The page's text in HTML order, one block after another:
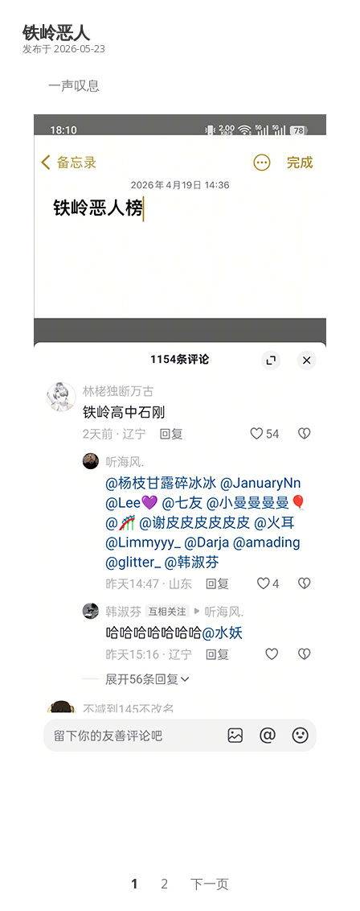
铁岭恶人
发布于 2026-05-23
一声叹息
1 2 下一页